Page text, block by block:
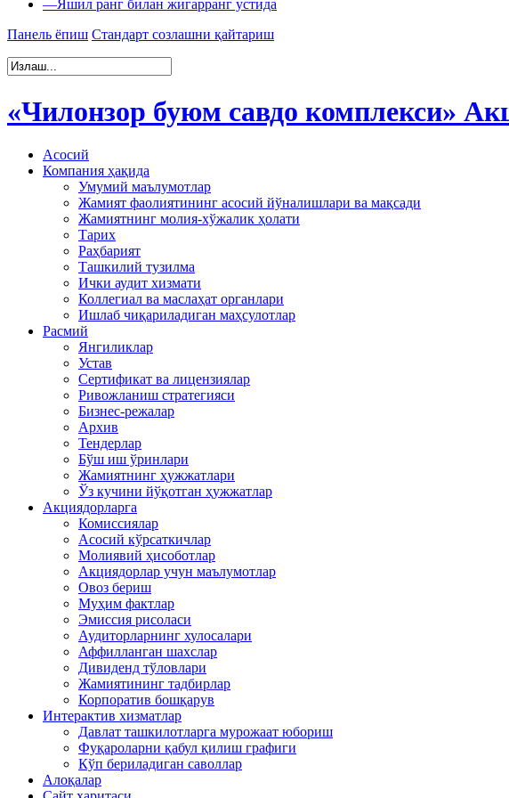
—Яшил ранг билан жигарранг устида
Панель ёпиш Стандарт созлашни қайтариш
«Чилонзор буюм савдо комплекси»
Асосий
Компания ҳақида
Умумий маълумотлар
Жамият фаолиятининг асосий йўналишлари ва мақсади
Жамиятнинг молия-хўжалик ҳолати
Тарих
Раҳбарият
Ташкилий тузилма
Ички аудит хизмати
Коллегиал ва маслаҳат органлари
Ишлаб чиқариладиган маҳсулотлар
Расмий
Янгиликлар
Устав
Сертификат ва лицензиялар
Ривожланиш стратегияси
Бизнес-режалар
Архив
Тендерлар
Бўш иш ўринлари
Жамиятнинг ҳужжатлари
Ўз кучини йўқотган ҳужжатлар
Акциядорларга
Комиссиялар
Асосий кўрсаткичлар
Молиявий ҳисоботлар
Акциядорлар учун маълумотлар
Овоз бериш
Муҳим фактлар
Эмиссия рисоласи
Аудиторларнинг хулосалари
Аффилланган шахслар
Дивиденд тўловлари
Жамиятининг тадбирлар
Корпоратив бошқарув
Интерактив хизматлар
Давлат ташкилотларга мурожаат юбориш
Фуқароларни қабул қилиш графиги
Кўп бериладиган саволлар
Алоқалар